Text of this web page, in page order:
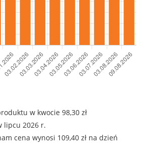
w kwocie 98,30 zł
lipcu 2026 r.
cena wynosi 109,40 zł na dzień